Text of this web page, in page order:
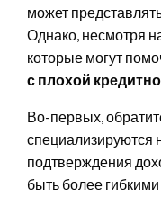
может
Однако, несмотря
которые могут
с плохой
Во-первых,
специализируются
подтверждения
быть более